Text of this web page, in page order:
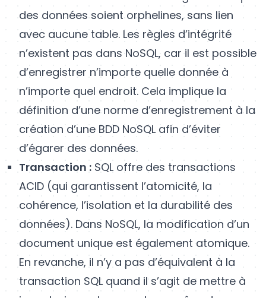
des données soient orphelines, sans lien
avec aucune table. Les règles d’intégrité
n’existent pas dans NoSQL, car il est possible
d’enregistrer n’importe quelle donnée à
n’importe quel endroit. Cela implique la
définition d’une norme d’enregistrement à la
création d’une BDD NoSQL afin d’éviter
d’égarer des données.
Transaction : SQL offre des transactions
ACID (qui garantissent l’atomicité, la
cohérence, l’isolation et la durabilité des
données). Dans NoSQL, la modification d’un
document unique est également atomique.
En revanche, il n’y a pas d’équivalent à la
transaction SQL quand il s’agit de mettre à